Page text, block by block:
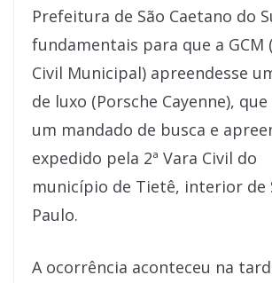
Prefeitura de São Caetano do
fundamentais para que a GCM
Civil Municipal) apreendesse
de luxo (Porsche Cayenne),
um mandado de busca e
expedido pela 2ª Vara Civil do
município de Tietê, interior de
Paulo.
A ocorrência aconteceu na